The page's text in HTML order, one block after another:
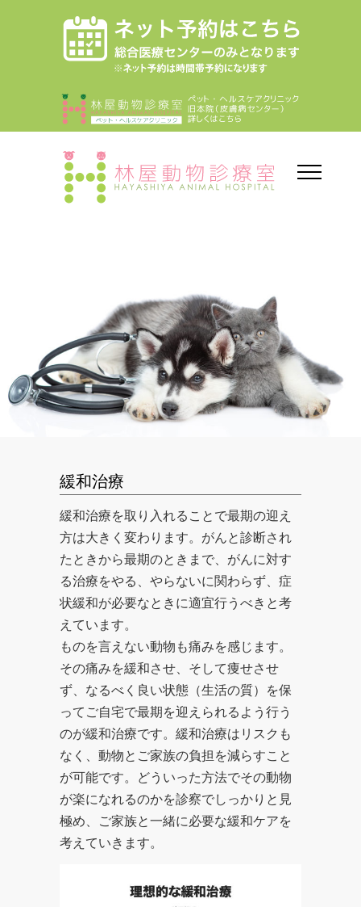
緩和治療
緩和治療を取り入れることで最期の迎え
方は大きく変わります。がんと診断され
たときから最期のときまで、がんに対す
る治療をやる、やらないに関わらず、症
状緩和が必要なときに適宜行うべきと考
えています。
ものを言えない動物も痛みを感じます。
その痛みを緩和させ、そして痩せさせ
ず、なるべく良い状態（生活の質）を保
ってご自宅で最期を迎えられるよう行う
のが緩和治療です。緩和治療はリスクも
なく、動物とご家族の負担を減らすこと
が可能です。どういった方法でその動物
が楽になれるのかを診察でしっかりと見
極め、ご家族と一緒に必要な緩和ケアを
考えていきます。